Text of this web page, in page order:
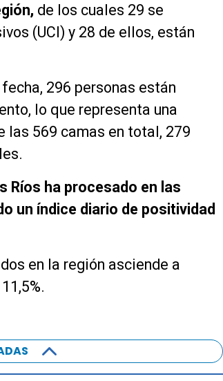
de los cuales 29 se
(UCI) y 28 de ellos, están
296 personas están
lo que representa una
las 569 camas en total, 279
Ríos ha procesado en las
un índice diario de positividad
en la región asciende a